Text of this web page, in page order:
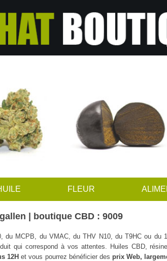
FLEUR
| boutique CBD : 9009
du MCPB, du VMAC, du THV N10, du T9HC ou du
qui correspond à vos attentes. Huiles CBD,
12Het vous pourrez bénéficier des prix Web,